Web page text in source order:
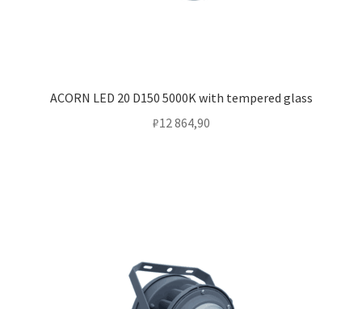
ACORN LED 20 D150 5000K with tempered glass
₽12 864,90